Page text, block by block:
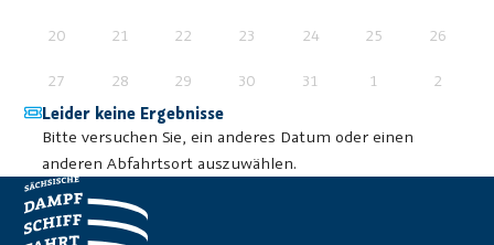
20 21 22 23 24 25 26
27 28 29 30 31 1
2
Leider keine Ergebnisse
Bitte versuchen Sie, ein anderes Datum oder einen
anderen Abfahrtsort auszuwählen.